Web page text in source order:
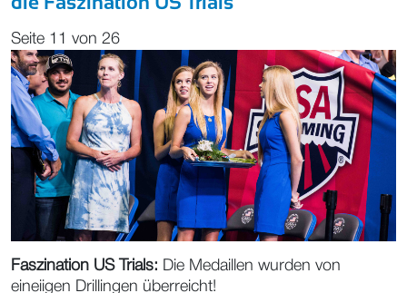
Seite 11 von 26
Faszination US Trials: Die Medaillen wurden von
eineiigen Drillingen überreicht!